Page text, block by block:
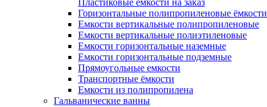
Горизонтальные полипропиленовые ёмкости
Емкости вертикальные полипропиленовые
Емкости вертикальные полиэтиленовые
Емкости горизонтальные наземные
Емкости горизонтальные подземные
Прямоугольные емкости
Транспортные ёмкости
Емкости из полипропилена
Гальванические ванны